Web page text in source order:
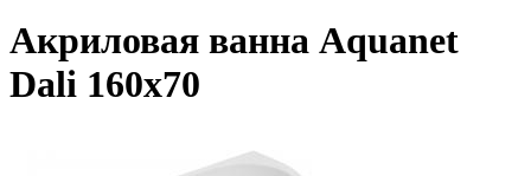
Акриловая ванна Aquanet
Dali 160x70